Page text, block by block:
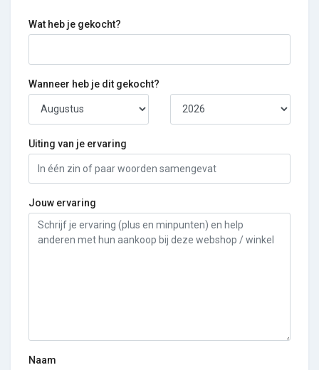
Wat heb je gekocht?
Wanneer heb je dit gekocht?
Uiting van je ervaring
Jouw ervaring
Naam